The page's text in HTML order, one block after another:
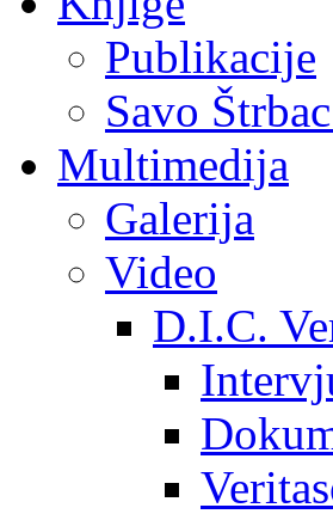
Publikacije
Savo
Multimedija
Galerija
Video
D.I.C.